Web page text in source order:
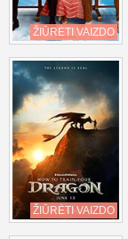
ŽIŪRĖTI VAIZDO
ŽIŪRĖTI VAIZDO